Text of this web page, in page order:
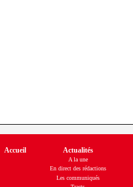
Accueil Actualités
A la une
En direct des rédactions
Les communiqués